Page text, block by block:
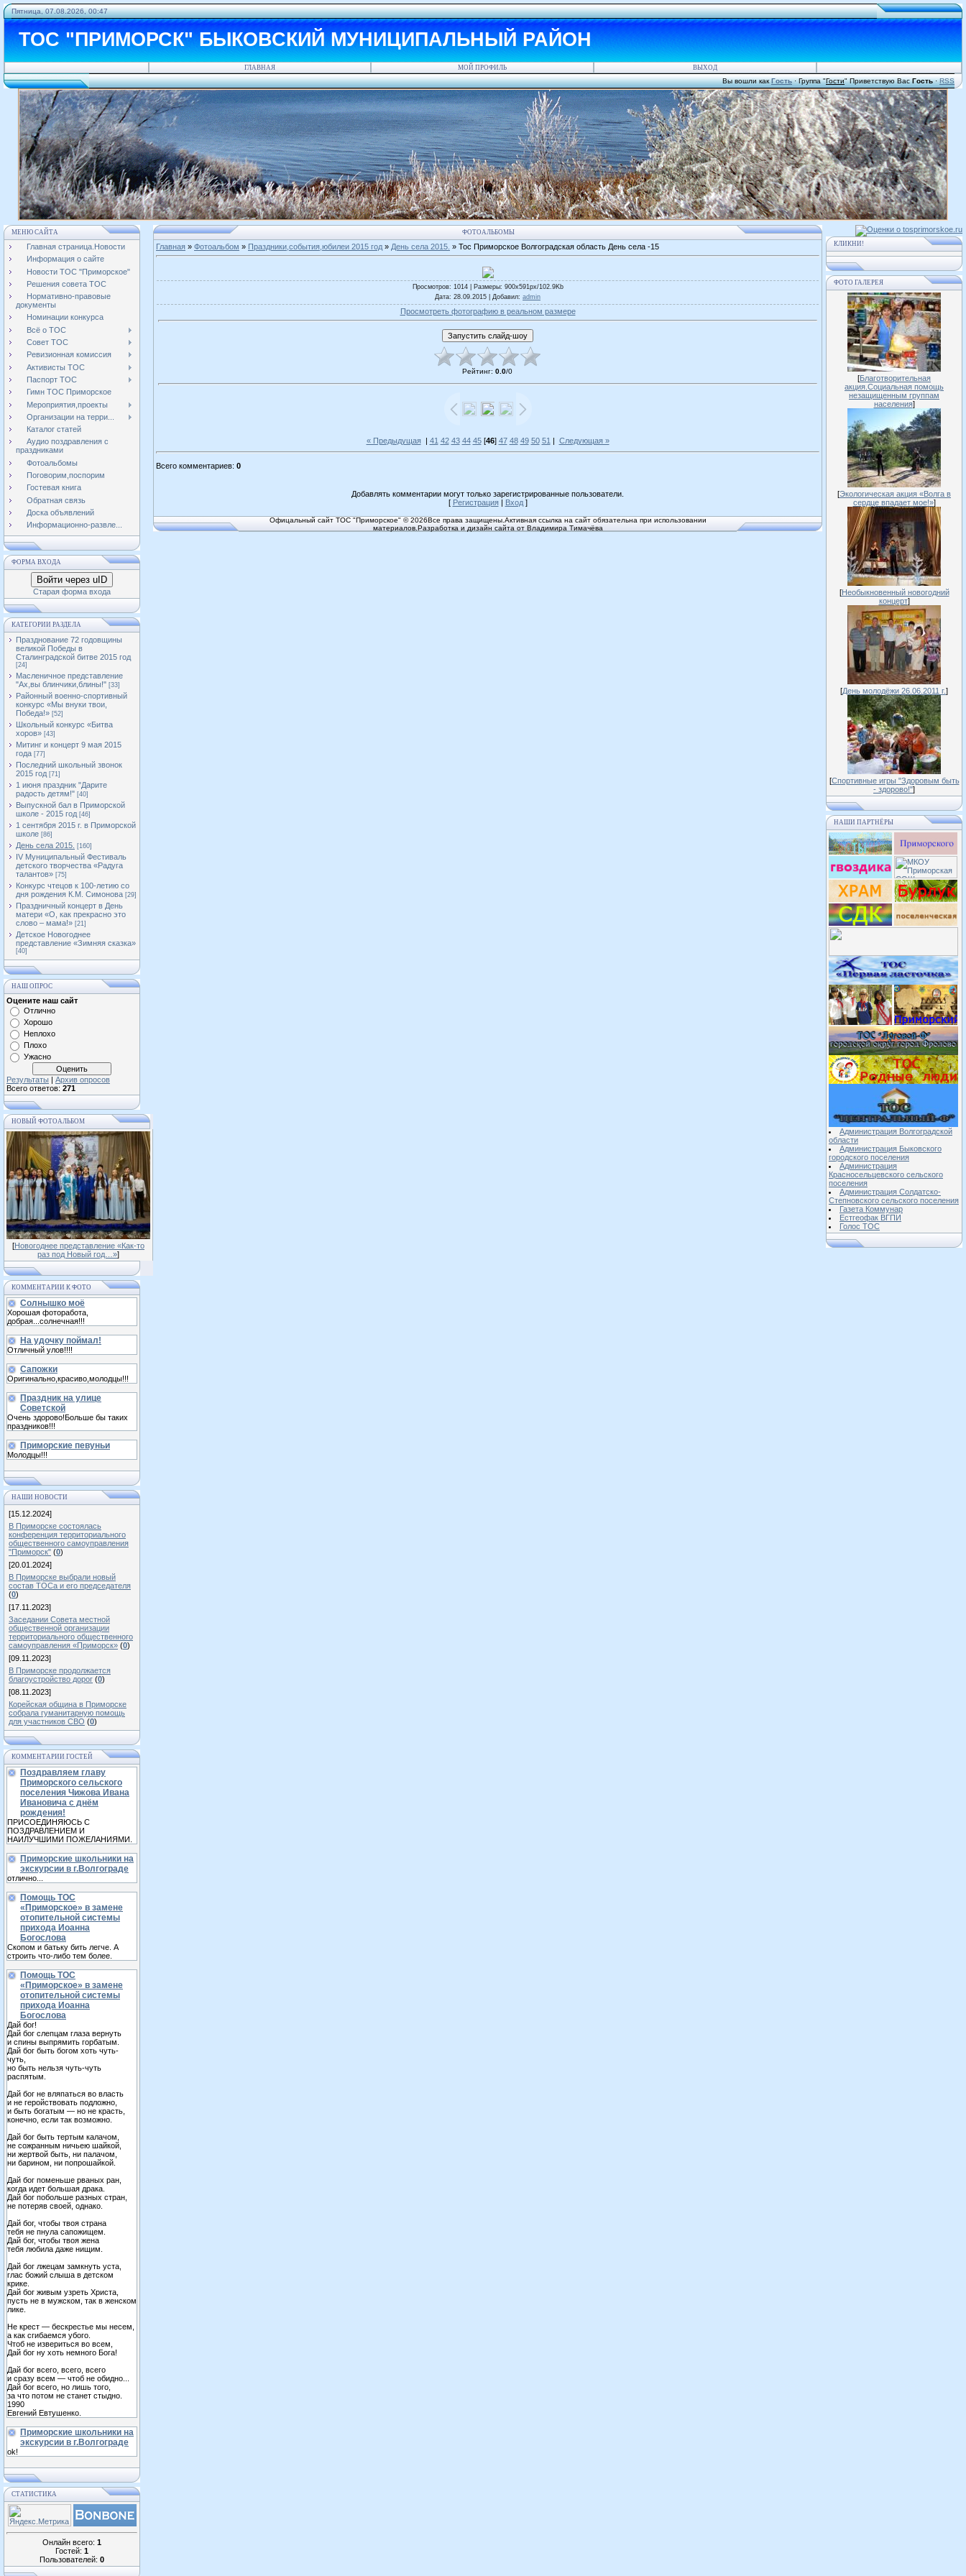
Пятница, 07.08.2026, 00:47
ТОС "ПРИМОРСК" БЫКОВСКИЙ МУНИЦИПАЛЬНЫЙ РАЙОН
ГЛАВНАЯ МОЙ ПРОФИЛЬ ВЫХОД
Вы вошли как Гость·Группа"Гости"Приветствую ВасГость·RSS
МЕНЮ САЙТА
Главная страница.Новости
Информация о сайте
Новости ТОС "Приморское"
Решения совета ТОС
Нормативно-правовые
документы
Номинации конкурса
Всё о ТОС
Совет ТОС
Ревизионная комиссия
Активисты ТОС
Паспорт ТОС
Гимн ТОС Приморское
Мероприятия,проекты
Организации на терри...
Каталог статей
Аудио поздравления с
праздниками
Фотоальбомы
Поговорим,поспорим
Гостевая книга
Обратная связь
Доска объявлений
Информационно-развле...
ФОРМА ВХОДА
Войти через uID
Старая форма входа
КАТЕГОРИИ РАЗДЕЛА
Празднование 72 годовщины
великой Победы в
Сталинградской битве 2015 год
[24]
Масленичное представление
"Ах,вы блинчики,блины!" [33]
Районный военно-спортивный
конкурс «Мы внуки твои,
Победа!» [52]
Школьный конкурс «Битва
хоров» [43]
Митинг и концерт 9 мая 2015
года [77]
Последний школьный звонок
2015 год [71]
1 июня праздник "Дарите
радость детям!" [40]
Выпускной бал в Приморской
школе - 2015 год [46]
1 сентября 2015 г. в Приморской
школе [86]
День села 2015. [160]
IV Муниципальный Фестиваль
детского творчества «Радуга
талантов» [75]
Конкурс чтецов к 100-летию со
дня рождения К.М. Симонова [29]
Праздничный концерт в День
матери «О, как прекрасно это
слово – мама!» [21]
Детское Новогоднее
представление «Зимняя сказка»
[40]
НАШ ОПРОС
Оцените наш сайт
Отлично
Хорошо
Неплохо
Плохо
Ужасно
Результаты | Архив опросов
Всего ответов: 271
НОВЫЙ ФОТОАЛЬБОМ
[Новогоднее представление «Как-то
раз под Новый год…»]
КОММЕНТАРИИ К ФОТО
Солнышко моё
Хорошая фоторабота,
добрая...солнечная!!!
На удочку поймал!
Отличный улов!!!!
Сапожки
Оригинально,красиво,молодцы!!!
Праздник на улице
Советской
Очень здорово!Больше бы таких
праздников!!!
Приморские певуньи
Молодцы!!!
НАШИ НОВОСТИ
[15.12.2024]
В Приморске состоялась
конференция территориального
общественного самоуправления
"Приморск" (0)
[20.01.2024]
В Приморске выбрали новый
состав ТОСа и его председателя
(0)
[17.11.2023]
Заседании Совета местной
общественной организации
территориального общественного
самоуправления «Приморск» (0)
[09.11.2023]
В Приморске продолжается
благоустройство дорог (0)
[08.11.2023]
Корейская община в Приморске
собрала гуманитарную помощь
для участников СВО (0)
КОММЕНТАРИИ ГОСТЕЙ
Поздравляем главу
Приморского сельского
поселения Чижова Ивана
Ивановича с днём
рождения!
ПРИСОЕДИНЯЮСЬ С
ПОЗДРАВЛЕНИЕМ И
НАИЛУЧШИМИ ПОЖЕЛАНИЯМИ.
Приморские школьники на
экскурсии в г.Волгограде
отлично...
Помощь ТОС
«Приморское» в замене
отопительной системы
прихода Иоанна
Богослова
Скопом и батьку бить легче. А
строить что-либо тем более.
Помощь ТОС
«Приморское» в замене
отопительной системы
прихода Иоанна
Богослова
Дай бог!
Дай бог слепцам глаза вернуть
и спины выпрямить горбатым.
Дай бог быть богом хоть чуть-
чуть,
но быть нельзя чуть-чуть
распятым.
Дай бог не вляпаться во власть
и не геройствовать подложно,
и быть богатым — но не красть,
конечно, если так возможно.
Дай бог быть тертым калачом,
не сожранным ничьею шайкой,
ни жертвой быть, ни палачом,
ни барином, ни попрошайкой.
Дай бог поменьше рваных ран,
когда идет большая драка.
Дай бог побольше разных стран,
не потеряв своей, однако.
Дай бог, чтобы твоя страна
тебя не пнула сапожищем.
Дай бог, чтобы твоя жена
тебя любила даже нищим.
Дай бог лжецам замкнуть уста,
глас божий слыша в детском
крике.
Дай бог живым узреть Христа,
пусть не в мужском, так в женском
лике.
Не крест — бескрестье мы несем,
а как сгибаемся убого.
Чтоб не извериться во всем,
Дай бог ну хоть немного Бога!
Дай бог всего, всего, всего
и сразу всем — чтоб не обидно...
Дай бог всего, но лишь того,
за что потом не станет стыдно.
1990
Евгений Евтушенко.
Приморские школьники на
экскурсии в г.Волгограде
ok!
СТАТИСТИКА
Онлайн всего: 1
Гостей: 1
Пользователей: 0
ФОТОАЛЬБОМЫ
Главная » Фотоальбом » Праздники,события,юбилеи 2015 год » День села 2015. » Тос Приморское Волгоградская область День села -15
Просмотров: 1014 | Размеры: 900x591px/102.9Kb
Дата: 28.09.2015 | Добавил: admin
Просмотреть фотографию в реальном размере
Рейтинг: 0.0/0
« Предыдущая| 41 42 43 44 45[46] 47 48 49 50 51 | Следующая »
Всего комментариев: 0
Добавлять комментарии могут только зарегистрированные пользователи.
[ Регистрация| Вход]
Офицальный сайт ТОС "Приморское" © 2026Все права защищены.Активная ссылка на сайт обязательна при использовании
материалов.Разработка и дизайн сайта от Владимира Тимачёва
КЛИКНИ!
ФОТО ГАЛЕРЕЯ
[Благотворительная
акция.Социальная помощь
незащищенным группам
населения]
[Экологическая акция «Волга в
сердце впадает мое!»]
[Необыкновенный новогодний
концерт]
[День молодёжи 26.06.2011 г.]
[Спортивные игры "Здоровым быть
- здорово!"]
НАШИ ПАРТНЁРЫ
Администрация Волгоградской
области
Администрация Быковского
городского поселения
Администрация
Красносельцевского сельского
поселения
Администрация Солдатско-
Степновского сельского поселения
Газета Коммунар
Естгеофак ВГПИ
Голос ТОС